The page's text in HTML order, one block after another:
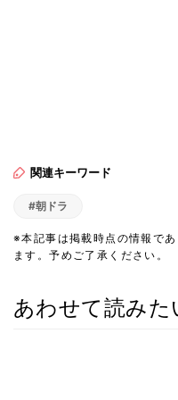
関連キーワード
#朝ドラ
※本記事は掲載時点の情報で
ます。予めご了承ください。
あわせて読みた